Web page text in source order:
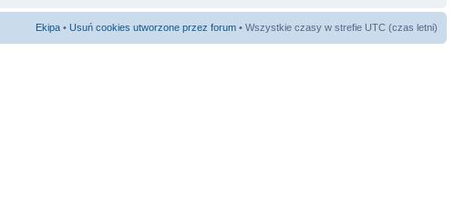
Ekipa • Usuń cookies utworzone przez forum • Wszystkie czasy w strefie UTC (czas letni)